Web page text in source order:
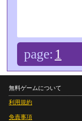
page: 1
無料ゲームについて
利用規約
免責事項